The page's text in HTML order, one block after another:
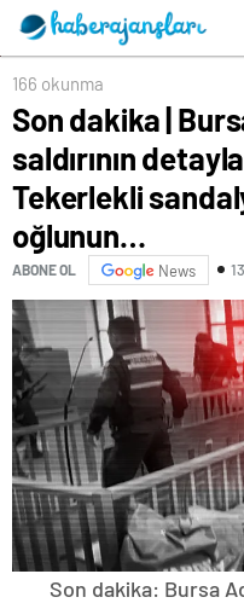
sandalyeye mahkum
166 okunma
Son dakika |
saldırının
Tekerlekli
oğlunun…
ABONE OL News
Son dakika: Bursa